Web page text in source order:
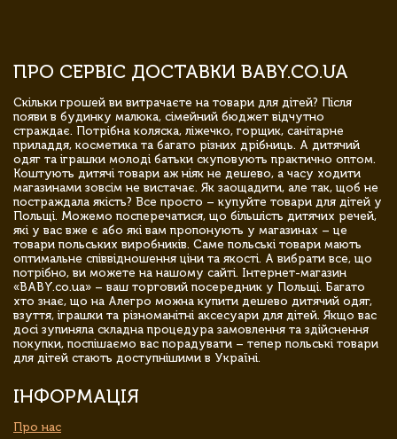
ПРО СЕРВІС ДОСТАВКИ BABY.CO.UA
Скільки грошей ви витрачаєте на товари для дітей? Після
появи в будинку малюка, сімейний бюджет відчутно
страждає. Потрібна коляска, ліжечко, горщик, санітарне
приладдя, косметика та багато різних дрібниць. А дитячий
одяг та іграшки молоді батьки скуповують практично оптом.
Коштують дитячі товари аж ніяк не дешево, а часу ходити
магазинами зовсім не вистачає. Як заощадити, але так, щоб не
постраждала якість? Все просто – купуйте товари для дітей у
Польщі. Можемо посперечатися, що більшість дитячих речей,
які у вас вже є або які вам пропонують у магазинах – це
товари польських виробників. Саме польські товари мають
оптимальне співвідношення ціни та якості. А вибрати все, що
потрібно, ви можете на нашому сайті. Інтернет-магазин
«BABY.co.ua» – ваш торговий посередник у Польщі. Багато
хто знає, що на Алегро можна купити дешево дитячий одяг,
взуття, іграшки та різноманітні аксесуари для дітей. Якщо вас
досі зупиняла складна процедура замовлення та здійснення
покупки, поспішаємо вас порадувати – тепер польські товари
для дітей стають доступнішими в Україні.
ІНФОРМАЦІЯ
Про нас